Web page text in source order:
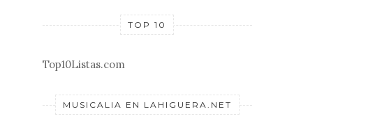
TOP 10
Top10Listas.com
MUSICALIA EN LAHIGUERA.NET